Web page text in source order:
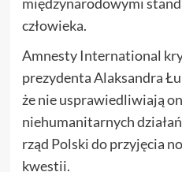
człowieka.
Amnesty International
prezydenta Alaksandra
że nie usprawiedliwiają
niehumanitarnych
rząd Polski do przyjęcia
kwestii.